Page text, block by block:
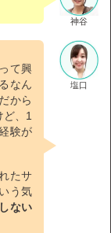
神谷
塩口
て興
なん
から
、1
験が
たサ
う気
ない